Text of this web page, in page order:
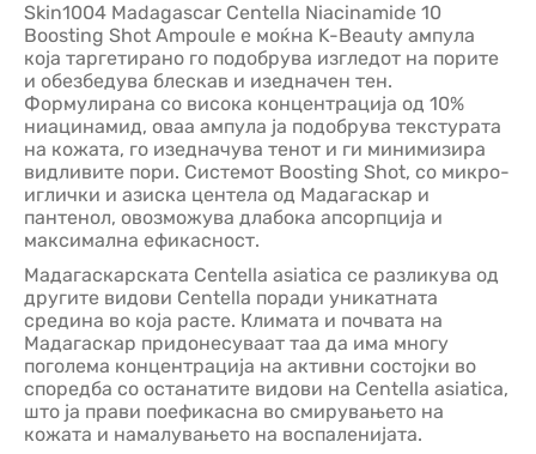
Skin1004 Madagascar Centella Niacinamide 10
Boosting Shot Ampoule е моќна K-Beauty ампула
која таргетирано го подобрува изгледот на порите
и обезбедува блескав и изедначен тен.
Формулирана со висока концентрација од 10%
ниацинамид, оваа ампула ја подобрува текстурата
на кожата, го изедначува тенот и ги минимизира
видливите пори. Системот Boosting Shot, со микро-
иглички и азиска центела од Мадагаскар и
пантенол, овозможува длабока апсорпција и
максимална ефикасност.
Мадагаскарската Centella asiatica се разликува од
другите видови Centella поради уникатната
средина во која расте. Климата и почвата на
Мадагаскар придонесуваат таа да има многу
поголема концентрација на активни состојки во
споредба со останатите видови на Centella asiatica,
што ја прави поефикасна во смирувањето на
кожата и намалувањето на воспаленијата.